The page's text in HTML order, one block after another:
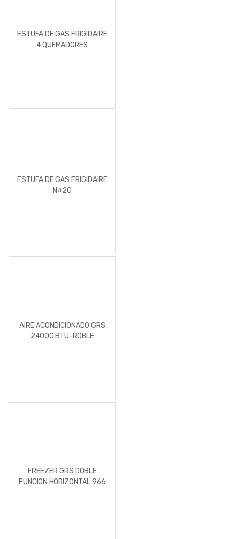
ESTUFA DE GAS FRIGIDAIRE
4 QUEMADORES
ESTUFA DE GAS FRIGIDAIRE
N#20
AIRE ACONDICIONADO GRS
24000 BTU-ROBLE
FREEZER GRS DOBLE
FUNCION HORIZONTAL 966